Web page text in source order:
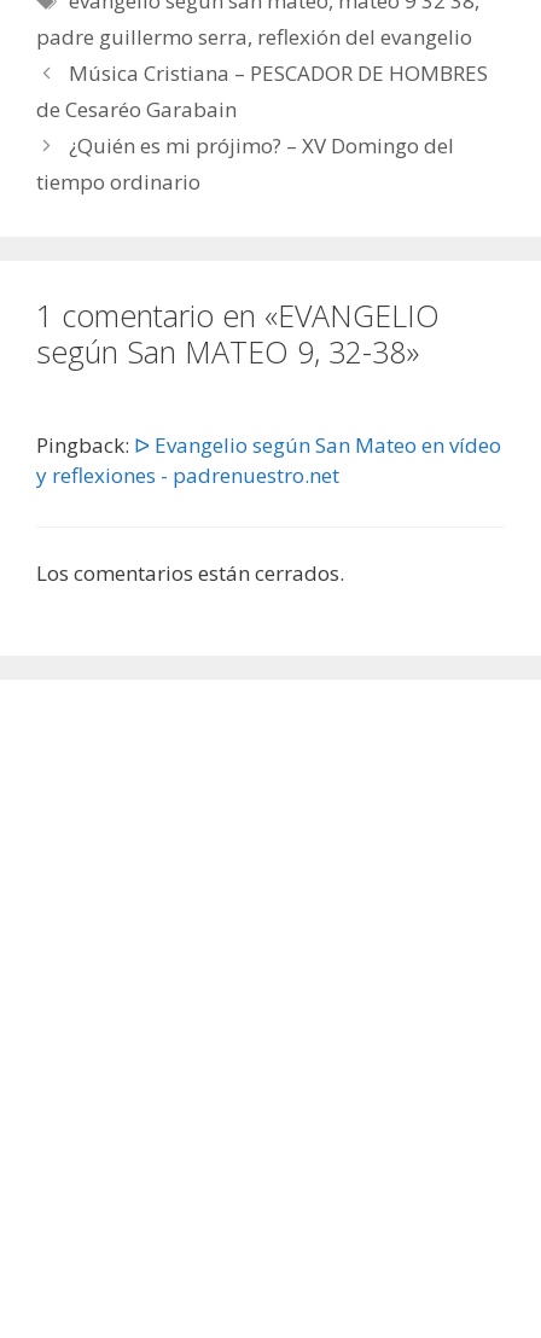
padre guillermo serra, reflexión del evangelio
Música Cristiana – PESCADOR DE HOMBRES
de Cesaréo Garabain
¿Quién es mi prójimo? – XV Domingo del
tiempo ordinario
1 comentario en «EVANGELIO
según San MATEO 9, 32-38»
Pingback: ᐅ Evangelio según San Mateo en vídeo
y reflexiones - padrenuestro.net
Los comentarios están cerrados.